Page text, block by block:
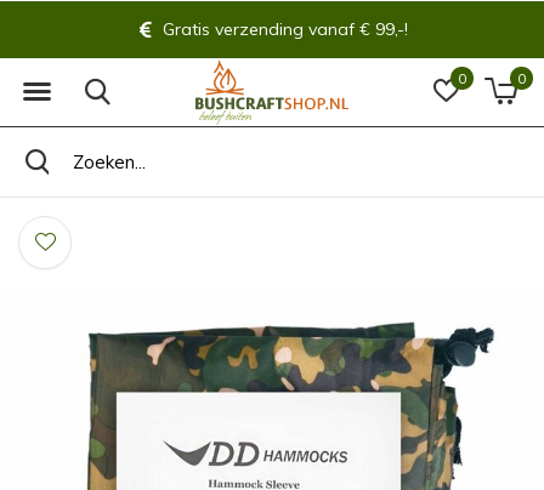
0 0
Gratis verzending vanaf € 99,-!